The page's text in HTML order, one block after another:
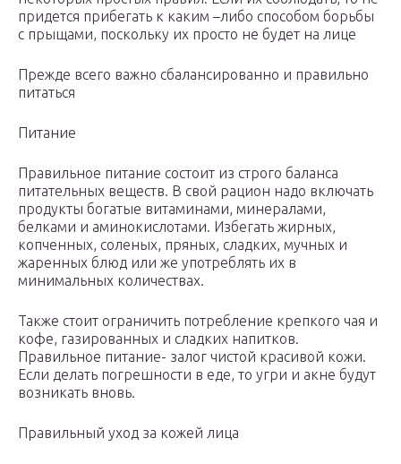
придется прибегать к каким –либо способом борьбы
с прыщами, поскольку их просто не будет на лице
Прежде всего важно сбалансированно и правильно
питаться
Питание
Правильное питание состоит из строго баланса
питательных веществ. В свой рацион надо включать
продукты богатые витаминами, минералами,
белками и аминокислотами. Избегать жирных,
копченных, соленых, пряных, сладких, мучных и
жаренных блюд или же употреблять их в
минимальных количествах.
Также стоит ограничить потребление крепкого чая и
кофе, газированных и сладких напитков.
Правильное питание- залог чистой красивой кожи.
Если делать погрешности в еде, то угри и акне будут
возникать вновь.
Правильный уход за кожей лица